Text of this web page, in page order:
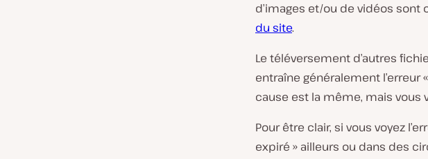
d’images et/ou de vidéos
du site.
Le téléversement d’autres
entraîne généralement l’erreur
cause est la même, mais vous
Pour être clair, si vous voyez
expiré » ailleurs ou dans des